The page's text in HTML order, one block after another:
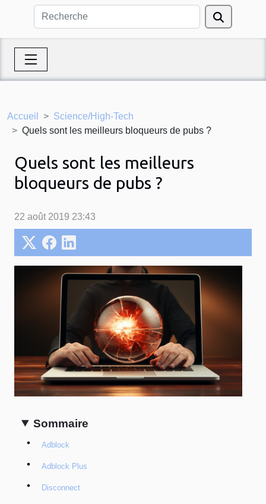
Accueil
Science/High-Tech
Quels sont les meilleurs bloqueurs de pubs ?
Quels sont les meilleurs
bloqueurs de pubs ?
22 août 2019 23:43
Sommaire
Adblock
Adblock Plus
Disconnect